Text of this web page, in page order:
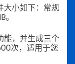
大小如下：常规
能，并生成三个
次，适用于您